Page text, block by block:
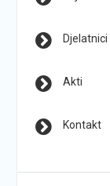
Djelatnici
Akti
Kontakt